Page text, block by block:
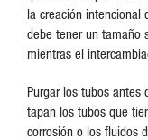
la creación intencional
debe tener un tamaño
mientras el
Purgar los tubos antes
tapan los tubos que
corrosión o los fluidos